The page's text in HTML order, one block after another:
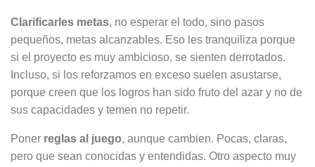
Clarificarles metas, no esperar el todo, sino pasos
pequeños, metas alcanzables. Eso les tranquiliza porque
si el proyecto es muy ambicioso, se sienten derrotados.
Incluso, si los reforzamos en exceso suelen asustarse,
porque creen que los logros han sido fruto del azar y no de
sus capacidades y temen no repetir.
Poner reglas al juego, aunque cambien. Pocas, claras,
pero que sean conocidas y entendidas. Otro aspecto muy